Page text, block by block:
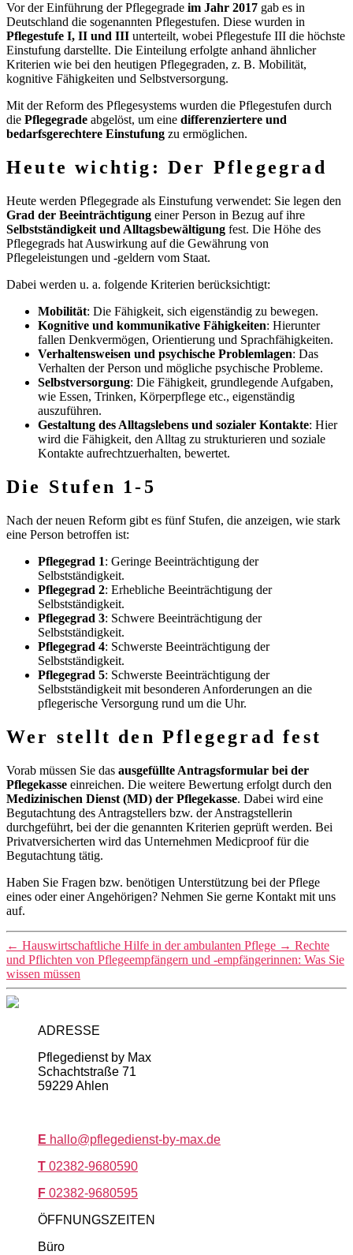
Vor der Einführung der Pflegegrade im Jahr 2017 gab es in
Deutschland die sogenannten Pflegestufen. Diese wurden in
Pflegestufe I, II und III unterteilt, wobei Pflegestufe III die höchste
Einstufung darstellte. Die Einteilung erfolgte anhand ähnlicher
Kriterien wie bei den heutigen Pflegegraden, z. B. Mobilität,
kognitive Fähigkeiten und Selbstversorgung.
Mit der Reform des Pflegesystems wurden die Pflegestufen durch
die Pflegegrade abgelöst, um eine differenziertere und
bedarfsgerechtere Einstufung zu ermöglichen.
Heute wichtig: Der Pflegegrad
Heute werden Pflegegrade als Einstufung verwendet: Sie legen den
Grad der Beeinträchtigung einer Person in Bezug auf ihre
Selbstständigkeit und Alltagsbewältigung fest. Die Höhe des
Pflegegrads hat Auswirkung auf die Gewährung von
Pflegeleistungen und -geldern vom Staat.
Dabei werden u. a. folgende Kriterien berücksichtigt:
Mobilität: Die Fähigkeit, sich eigenständig zu bewegen.
Kognitive und kommunikative Fähigkeiten: Hierunter
fallen Denkvermögen, Orientierung und Sprachfähigkeiten.
Verhaltensweisen und psychische Problemlagen: Das
Verhalten der Person und mögliche psychische Probleme.
Selbstversorgung: Die Fähigkeit, grundlegende Aufgaben,
wie Essen, Trinken, Körperpflege etc., eigenständig
auszuführen.
Gestaltung des Alltagslebens und sozialer Kontakte: Hier
wird die Fähigkeit, den Alltag zu strukturieren und soziale
Kontakte aufrechtzuerhalten, bewertet.
Die Stufen 1-5
Nach der neuen Reform gibt es fünf Stufen, die anzeigen, wie stark
eine Person betroffen ist:
Pflegegrad 1: Geringe Beeinträchtigung der
Selbstständigkeit.
Pflegegrad 2: Erhebliche Beeinträchtigung der
Selbstständigkeit.
Pflegegrad 3: Schwere Beeinträchtigung der
Selbstständigkeit.
Pflegegrad 4: Schwerste Beeinträchtigung der
Selbstständigkeit.
Pflegegrad 5: Schwerste Beeinträchtigung der
Selbstständigkeit mit besonderen Anforderungen an die
pflegerische Versorgung rund um die Uhr.
Wer stellt den Pflegegrad fest
Vorab müssen Sie das ausgefüllte Antragsformular bei der
Pflegekasse einreichen. Die weitere Bewertung erfolgt durch den
Medizinischen Dienst (MD) der Pflegekasse. Dabei wird eine
Begutachtung des Antragstellers bzw. der Anstragstellerin
durchgeführt, bei der die genannten Kriterien geprüft werden. Bei
Privatversicherten wird das Unternehmen Medicproof für die
Begutachtung tätig.
Haben Sie Fragen bzw. benötigen Unterstützung bei der Pflege
eines oder einer Angehörigen? Nehmen Sie gerne Kontakt mit uns
auf.
← Hauswirtschaftliche Hilfe in der ambulanten Pflege → Rechte
und Pflichten von Pflegeempfängern und -empfängerinnen: Was Sie
wissen müssen
ADRESSE
Pflegedienst by Max
Schachtstraße 71
59229 Ahlen
E hallo@pflegedienst-by-max.de
T 02382-9680590
F 02382-9680595
ÖFFNUNGSZEITEN
Büro